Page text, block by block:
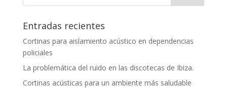
Entradas recientes
Cortinas para aislamiento acústico en dependencias
policiales
La problemática del ruido en las discotecas de Ibiza.
Cortinas acústicas para un ambiente más saludable